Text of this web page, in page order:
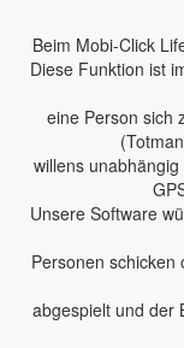
Beim Mobi-Click
Diese Funktion ist
eine Person sich
willens
Unsere Software
Personen schicken
abgespielt und der